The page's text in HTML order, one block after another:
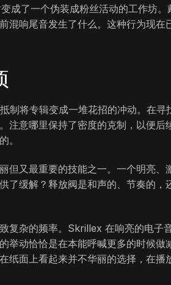
成了一个伪装成粉丝活动的工作坊
混响尾音发生了什么。这种行为现在
制将专辑变成一堆花招的冲动。在寻
注意哪里保持了密度的克制，以便后
。
但又最重要的技能之一。一个明亮、
了缓解？释放阀是和声的、节奏的，
复杂的频率。Skrillex 在响亮的电子
举动恰恰是在本能呼喊更多的时候做
面上看起来并不华丽的选择，在播